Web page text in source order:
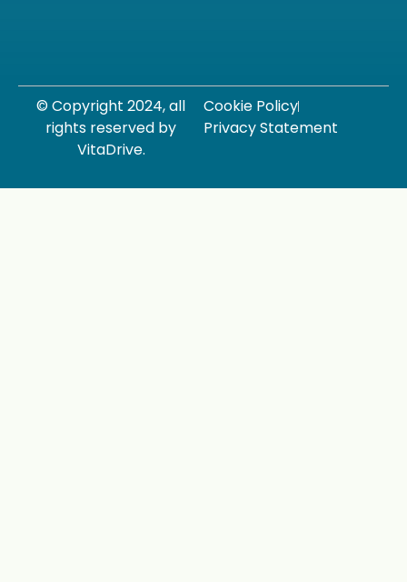
© Copyright 2024, all
rights reserved by
VitaDrive.
Cookie Policy
Privacy Statement